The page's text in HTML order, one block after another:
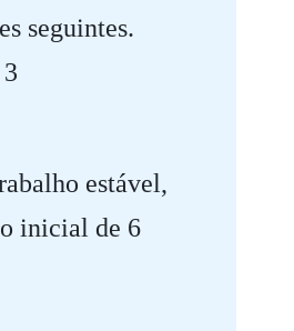
seguintes.
estável,
inicial de 6